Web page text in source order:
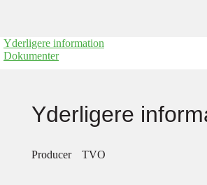
Yderligere information
Dokumenter
Yderligere
Producer TVO